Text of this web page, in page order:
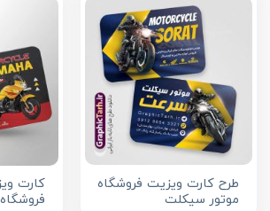
طرح کارت ویزیت فروشگاه
موتور سیکلت
کارت